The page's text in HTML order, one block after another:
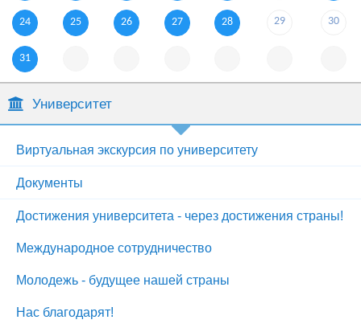
24 25 26 27 28 29 30
31
Университет
Виртуальная экскурсия по университету
Документы
Достижения университета - через достижения страны!
Международное сотрудничество
Молодежь - будущее нашей страны
Нас благодарят!